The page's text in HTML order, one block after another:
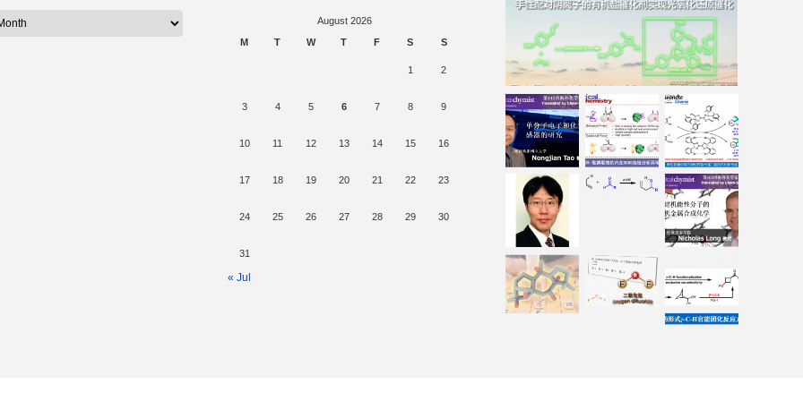
August 2026
M
T W T F S S
1 2
3 4 5 6 7 8 9
10 11 12 13 14 15 16
17 18 19 20 21 22 23
24 25 26 27 28 29 30
31
« Jul